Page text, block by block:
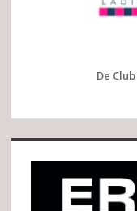
De